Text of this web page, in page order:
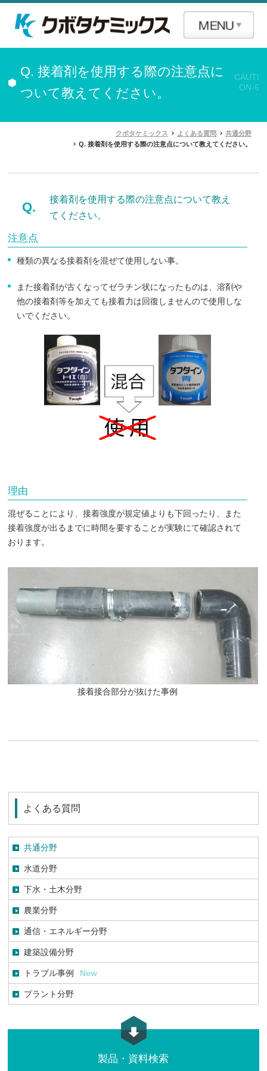
Q. 接着剤を使用する際の注意点に
ついて教えてください。
CAUTI
ON-6
クボタケミックス よくある質問
共通分野
Q. 接着剤を使用する際の注意点について教えてください。
Q.
接着剤を使用する際の注意点について教え
てください。
注意点
種類の異なる接着剤を混ぜて使用しない事。
また接着剤が古くなってゼラチン状になったものは、溶剤や
他の接着剤等を加えても接着力は回復しませんので使用しな
いでください。
理由
混ぜることにより、接着強度が規定値よりも下回ったり、また
接着強度が出るまでに時間を要することが実験にて確認されて
おります。
接着接合部分が抜けた事例
よくある質問
共通分野
水道分野
下水・土木分野
農業分野
通信・エネルギー分野
建築設備分野
トラブル事例 New
プラント分野
製品・資料検索